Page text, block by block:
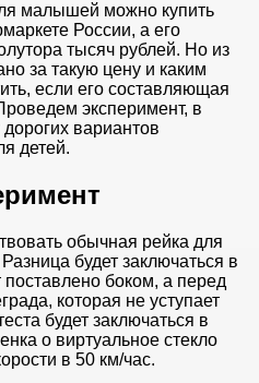
малышей можно купить
России, а его
тысяч рублей. Но из
за такую цену и каким
если его составляющая
эксперимент, в
вариантов
детей.
обычная рейка для
будет заключаться в
боком, а перед
которая не уступает
будет заключаться в
о виртуальное стекло
в 50 км/час.